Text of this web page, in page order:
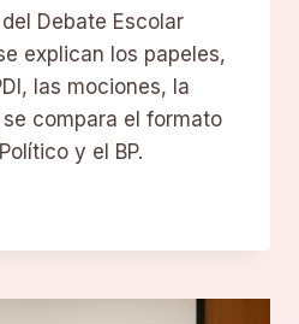
Debate Escolar
explican los papeles,
las mociones, la
compara el formato
y el BP.